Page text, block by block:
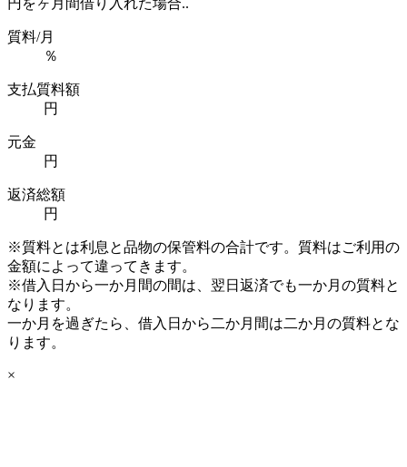
質料/月
％
支払質料額
円
元金
円
返済総額
円
※質料とは利息と品物の保管料の合計です。質料はご利用の
金額によって違ってきます。
※借入日から一か月間の間は、翌日返済でも一か月の質料と
なります。
一か月を過ぎたら、借入日から二か月間は二か月の質料とな
ります。
×